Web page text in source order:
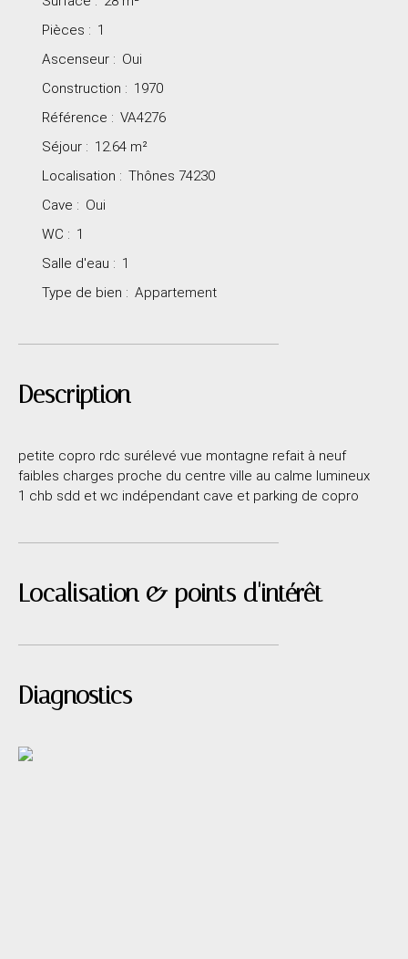
Pièces : 1
Ascenseur : Oui
Construction : 1970
Référence : VA4276
Séjour : 12.64 m²
Localisation : Thônes 74230
Cave : Oui
WC : 1
Salle d'eau : 1
Type de bien : Appartement
Description
petite copro rdc surélevé vue montagne refait à neuf
faibles charges proche du centre ville au calme lumineux
1 chb sdd et wc indépendant cave et parking de copro
Localisation & points d'intérêt
Diagnostics